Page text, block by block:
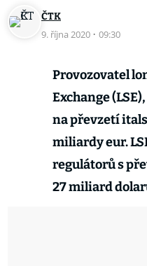
ČTK
9. října 2020 · 09:30
Provozovatel
Exchange
na převzetí
miliardy eur.
regulátorů s
27 miliard